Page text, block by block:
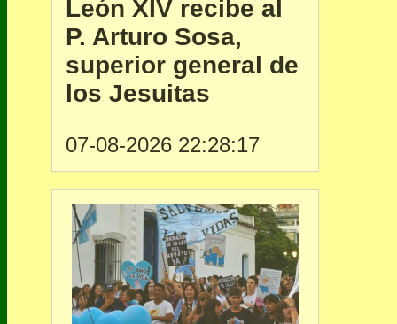
León XIV recibe al
P. Arturo Sosa,
superior general de
los Jesuitas
07-08-2026 22:28:17